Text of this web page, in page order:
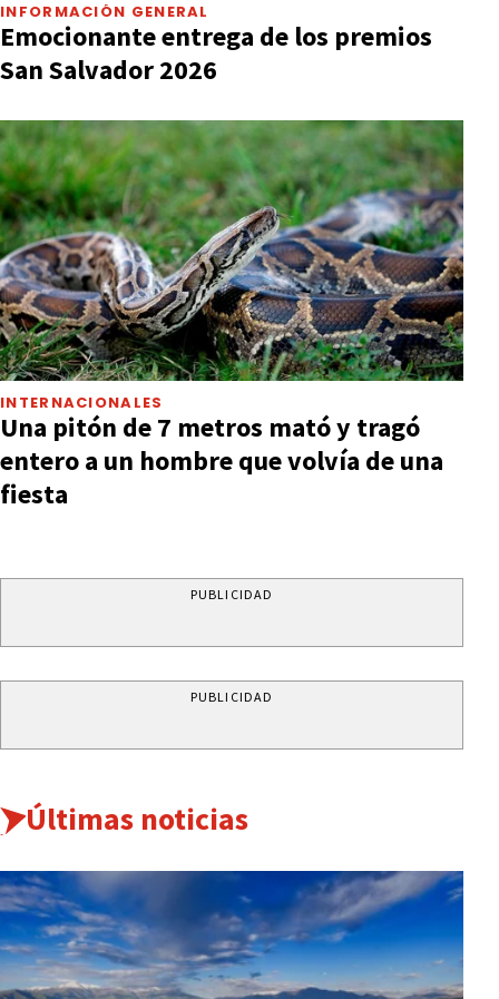
INFORMACIÓN GENERAL
Emocionante entrega de los premios
San Salvador 2026
INTERNACIONALES
Una pitón de 7 metros mató y tragó
entero a un hombre que volvía de una
fiesta
PUBLICIDAD
PUBLICIDAD
Últimas noticias